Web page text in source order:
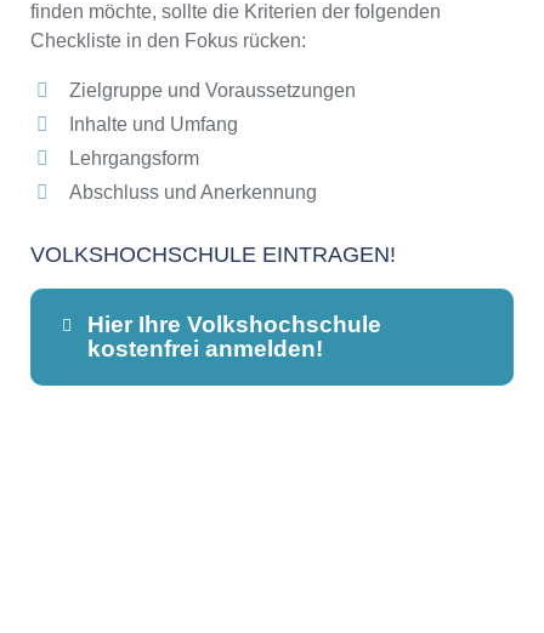
finden möchte, sollte die Kriterien der folgenden
Checkliste in den Fokus rücken:
Zielgruppe und Voraussetzungen
Inhalte und Umfang
Lehrgangsform
Abschluss und Anerkennung
VOLKSHOCHSCHULE EINTRAGEN!
Hier Ihre Volkshochschule
kostenfrei anmelden!